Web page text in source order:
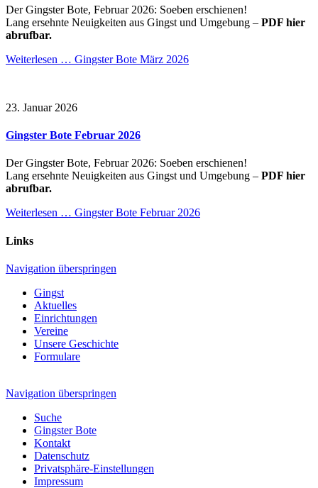
Der Gingster Bote, Februar 2026: Soeben erschienen!
Lang ersehnte Neuigkeiten aus Gingst und Umgebung – PDF hier
abrufbar.
Weiterlesen … Gingster Bote März 2026
23. Januar 2026
Gingster Bote Februar 2026
Der Gingster Bote, Februar 2026: Soeben erschienen!
Lang ersehnte Neuigkeiten aus Gingst und Umgebung – PDF hier
abrufbar.
Weiterlesen … Gingster Bote Februar 2026
Links
Navigation überspringen
Gingst
Aktuelles
Einrichtungen
Vereine
Unsere Geschichte
Formulare
Navigation überspringen
Suche
Gingster Bote
Kontakt
Datenschutz
Privatsphäre-Einstellungen
Impressum